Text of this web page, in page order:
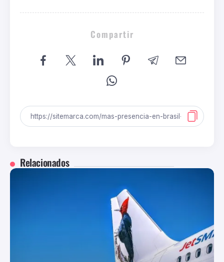
Compartir
Relacionados